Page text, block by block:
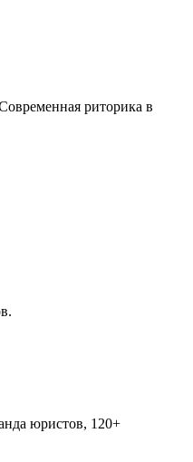
риторика в
юристов, 120+